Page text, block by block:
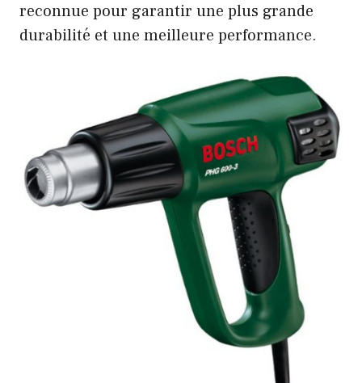
reconnue pour garantir une plus grande
durabilité et une meilleure performance.